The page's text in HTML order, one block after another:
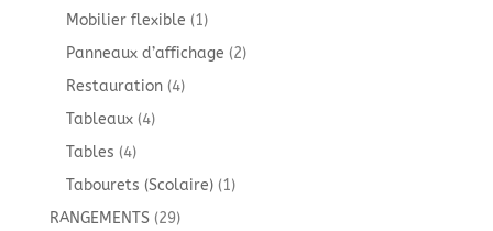
produits
Mobilier flexible 11
produit
Panneaux d’affichage 22
Restauration 44
Tableaux 44
Tables 44
produits
Tabourets (Scolaire) 11
RANGEMENTS 2929